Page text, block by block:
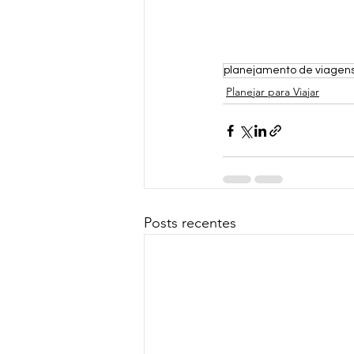
planejamento de
Planejar para Viajar
Posts recentes